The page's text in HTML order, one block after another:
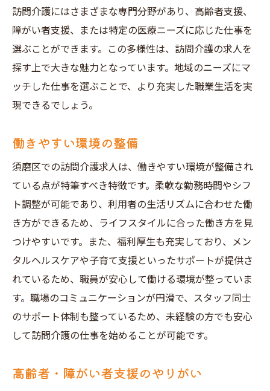
コツ
ネットでの情報収集
地域の求人掲示板活用
人脈を活かした情報収集
施設見学のすすめ
求人説明会の参加方法
給与と待遇の確認
勤務時間の柔軟性
職場の雰囲気
研修制度の有無
キャリアパスの充実
地域貢献度の高さ
訪問介護求人で須磨区での働きがいを発見
仕事を通じて得る満足感
地域社会の支えになる喜び
訪問介護にはさまざまな専門分野があり、高齢者支援、
障がい者支援、または特定の医療ニーズに応じた仕事を
選ぶことができます。この多様性は、訪問介護の求人を
探す上で大きな魅力となっています。地域のニーズにマ
ッチした仕事を選ぶことで、より充実した職業生活を実
現できるでしょう。
働きやすい環境の整備
須磨区での訪問介護求人は、働きやすい環境が整備され
ている点が特筆すべき特徴です。柔軟な勤務時間やシフ
ト調整が可能であり、利用者の生活リズムに合わせた働
き方ができるため、ライフスタイルに合った働き方を見
つけやすいです。また、福利厚生も充実しており、メン
タルヘルスケアや子育て支援といったサポートが提供さ
れているため、職員が安心して働ける環境が整っていま
す。職場のコミュニケーションが円滑で、スタッフ同士
のサポート体制も整っているため、未経験の方でも安心
して訪問介護の仕事を始めることが可能です。
高齢者・障がい者支援のやりがい